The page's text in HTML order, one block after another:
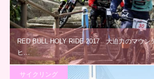
RED BULL HOLY RIDE 2017 大迫力のマウン
ヒ…
サイクリング